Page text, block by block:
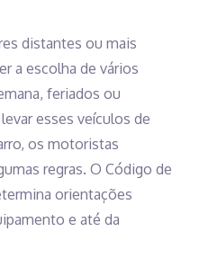
distantes ou mais
a escolha de vários
feriados ou
esses veículos de
os motoristas
regras. O Código de
orientações
e até da